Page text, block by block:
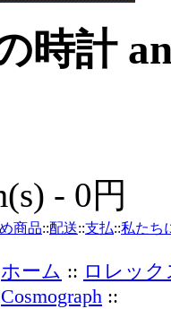
時計
- 0円
商品::配送::支払::私たち
ホーム :: ロレック
Cosmograph ::